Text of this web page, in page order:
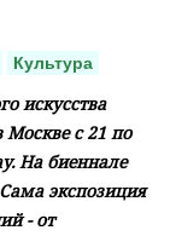
Культура
искусства
Москве с 21 по
На биеннале
экспозиция
- от